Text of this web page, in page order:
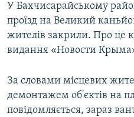
Усі сайти RFE/RL
У Бахчисарайському
проїзд на Великий
жителів закрили. Про це
видання «Новости
За словами місцевих
демонтажем об'єктів на
повідомляється, зараз